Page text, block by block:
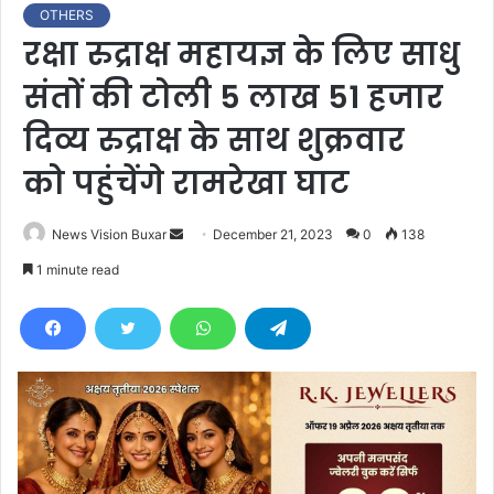
OTHERS
रक्षा रुद्राक्ष महायज्ञ के लिए साधु
संतों की टोली 5 लाख 51 हजार
दिव्य रुद्राक्ष के साथ शुक्रवार
को पहुंचेंगे रामरेखा घाट
News Vision Buxar
d
e
m
a
i
December 21, 2023 0 138
1 minute read